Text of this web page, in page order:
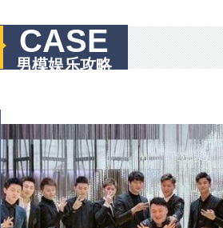
CASE
男模娱乐攻略